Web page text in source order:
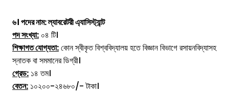
৬। পদের নাম:ল্যাবরেটরী এ্যাসিস্ট্যান্ট
পদ সংখ্যা: ০৪ টি।
শিক্ষাগত যোগ্যতা:কোন স্বীকৃত বিশ্ববিদ্যালয় হতে বিজ্ঞান বিভাগে রসায়নবিদ্যাসহ
স্নাতক বা সমমানের ডিগ্রী।
গ্রেড: ১৪ তম।
বেতন: ১০২০০-২৪৬৮০/- টাকা।